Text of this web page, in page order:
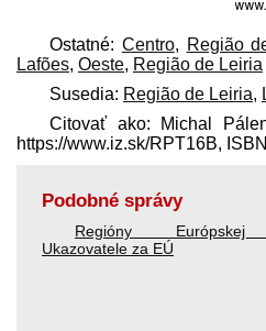
Ostatné: Centro, Região
Lafões, Oeste, Região de Leiria
Susedia: Região de Leiria,
Citovať ako: Michal
https://www.iz.sk/​RPT16B,
Podobné správy
Regióny
Ukazovatele za EÚ